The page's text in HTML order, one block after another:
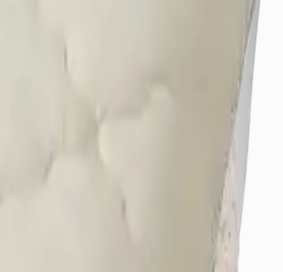
görerek yanılabilirsiniz.